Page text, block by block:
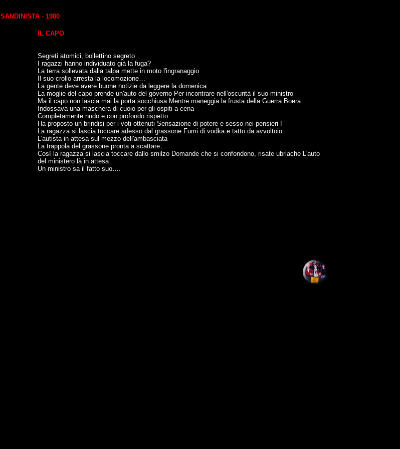
SANDINISTA - 1980
IL CAPO
Segreti atomici, bollettino segreto
I ragazzi hanno individuato già la fuga?
La terra sollevata dalla talpa mette in moto l'ingranaggio
Il suo crollo arresta la locomozione…
La gente deve avere buone notizie da leggere la domenica
La moglie del capo prende un'auto del governo Per incontrare nell'oscurità il suo ministro
Ma il capo non lascia mai la porta socchiusa Mentre maneggia la frusta della Guerra Boera …
Indossava una maschera di cuoio per gli ospiti a cena
Completamente nudo e con profondo rispetto
Ha proposto un brindisi per i voti ottenuti Sensazione di potere e sesso nei pensieri !
La ragazza si lascia toccare adesso dal grassone Fumi di vodka e tatto da avvoltoio
L'autista in attesa sul mezzo dell'ambasciata
La trappola del grassone pronta a scattare…
Così la ragazza si lascia toccare dallo smilzo Domande che si confondono, risate ubriache L'auto
del ministero là in attesa
Un ministro sa il fatto suo….